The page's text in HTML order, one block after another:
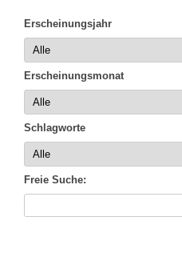
Erscheinungsjahr
Erscheinungsmonat
Schlagworte
Freie Suche: